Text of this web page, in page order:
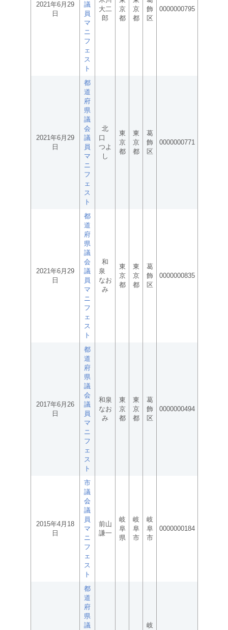
2021年6月29
日
議
員
マ
ニ
フ
ェ
ス
ト
大二
郎
京
都
京
都
飾
区
0000000795
2021年6月29
日
都
道
府
県
議
会
議
員
マ
ニ
フ
ェ
ス
ト
北
口
つよ
し
東
京
都
東
京
都
葛
飾
区
0000000771
2021年6月29
日
都
道
府
県
議
会
議
員
マ
ニ
フ
ェ
ス
ト
和
泉
なお
み
東
京
都
東
京
都
葛
飾
区
0000000835
2017年6月26
日
都
道
府
県
議
会
議
員
マ
ニ
フ
ェ
ス
ト
和泉
なお
み
東
京
都
東
京
都
葛
飾
区
0000000494
2015年4月18
日
市
議
会
議
員
マ
ニ
フ
ェ
ス
ト
前山
謙一
岐
阜
県
岐
阜
市
岐
阜
市
0000000184
都
道
府
県
議
岐